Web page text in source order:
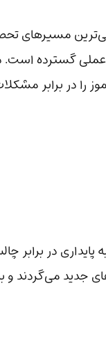
گسترده است.
را در برابر
پایداری در
جدید می‌گردند